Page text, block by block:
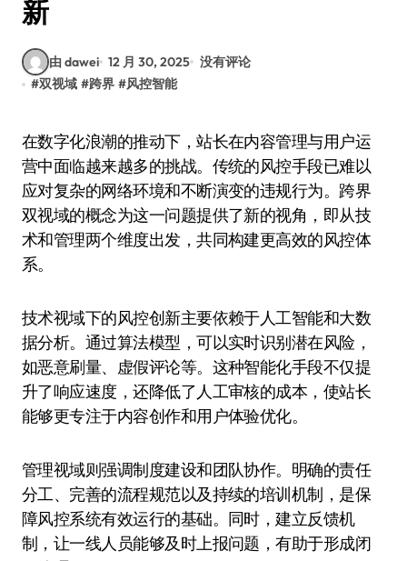
新
由 dawei 12 月 30, 2025 没有评论
#双视域 #跨界 #风控智能
在数字化浪潮的推动下，站长在内容管理与用户运
营中面临越来越多的挑战。传统的风控手段已难以
应对复杂的网络环境和不断演变的违规行为。跨界
双视域的概念为这一问题提供了新的视角，即从技
术和管理两个维度出发，共同构建更高效的风控体
系。
技术视域下的风控创新主要依赖于人工智能和大数
据分析。通过算法模型，可以实时识别潜在风险，
如恶意刷量、虚假评论等。这种智能化手段不仅提
升了响应速度，还降低了人工审核的成本，使站长
能够更专注于内容创作和用户体验优化。
管理视域则强调制度建设和团队协作。明确的责任
分工、完善的流程规范以及持续的培训机制，是保
障风控系统有效运行的基础。同时，建立反馈机
制，让一线人员能够及时上报问题，有助于形成闭